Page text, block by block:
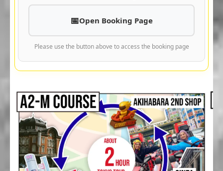
Open Booking Page
Please use the button above to access the booking page